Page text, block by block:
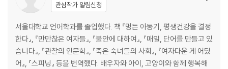
관심작가 알림신청
서울대학교 언어학과를 졸업했다. 책 『멍든 아동기, 평생건강을 결정
한다』, 『만만찮은 여자들』, 『불안에 대하여』, 『매일, 단어를 만들고 있
습니다』, 『관찰의 인문학』, 『죽은 숙녀들의 사회』, 『여자다운 게 어딨
어』, 『스피닝』 등을 번역했다. 배우자와 아이, 고양이와 함께 행복해